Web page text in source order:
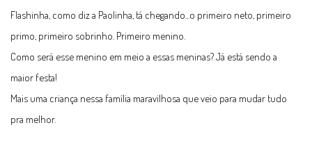
Flashinha, como diz a Paolinha, tá chegando...o primeiro neto, primeiro
primo, primeiro sobrinho. Primeiro menino.
Como será esse menino em meio a essas meninas? Já está sendo a
maior festa!
Mais uma criança nessa família maravilhosa que veio para mudar tudo
pra melhor.